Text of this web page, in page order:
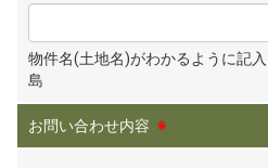
物件名(土地名)がわかるように記
島
お問い合わせ内容 ※